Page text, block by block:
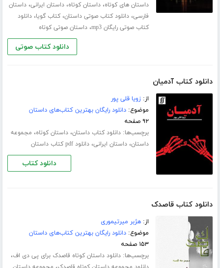
داستان های کوتاه،داستان کوتاه،داستان ایرانی،داستان
فارسی،دانلود کتاب صوتی داستان،کتاب گویا،دانلود
کتاب صوتی رایگان mp3
،داستان صوتی کوتاه
دانلود کتاب صوتی
دانلود کتاب آدمیان
از:زویا قلی پور
موضوع:دانلود رایگان بهترین کتاب‌های داستان
۹۲ صفحه
برچسب‌ها:دانلود کتاب داستان،داستان کوتاه، مجموعه
داستان،داستان ایرانی،دانلود pdf کتاب داستان
دانلود کتاب
دانلود کتاب قاصدک
از:هژبر میرتیموری
موضوع:دانلود رایگان بهترین کتاب‌های داستان
۱۵۳ صفحه
برچسب‌ها:دانلود داستان کوتاه قاصدک برای پی دی اف،